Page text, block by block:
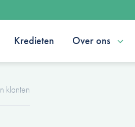
Kredieten Over ons
klanten